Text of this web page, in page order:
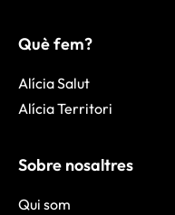
Què fem?
Alícia Salut
Alícia Territori
Sobre nosaltres
Qui som